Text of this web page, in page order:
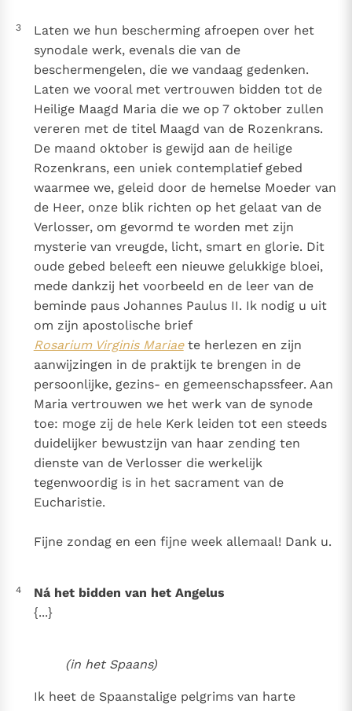
3
Laten we hun bescherming afroepen over het
synodale werk, evenals die van de
beschermengelen, die we vandaag gedenken.
Laten we vooral met vertrouwen bidden tot de
Heilige Maagd Maria die we op 7 oktober zullen
vereren met de titel Maagd van de Rozenkrans.
De maand oktober is gewijd aan de heilige
Rozenkrans, een uniek contemplatief gebed
waarmee we, geleid door de hemelse Moeder van
de Heer, onze blik richten op het gelaat van de
Verlosser, om gevormd te worden met zijn
mysterie van vreugde, licht, smart en glorie. Dit
oude gebed beleeft een nieuwe gelukkige bloei,
mede dankzij het voorbeeld en de leer van de
beminde paus Johannes Paulus II. Ik nodig u uit
om zijn apostolische brief
Rosarium Virginis Mariaete herlezen en zijn
aanwijzingen in de praktijk te brengen in de
persoonlijke, gezins- en gemeenschapssfeer. Aan
Maria vertrouwen we het werk van de synode
toe: moge zij de hele Kerk leiden tot een steeds
duidelijker bewustzijn van haar zending ten
dienste van de Verlosser die werkelijk
tegenwoordig is in het sacrament van de
Eucharistie.
Fijne zondag en een fijne week allemaal! Dank u.
4
Ná het bidden van het Angelus
{...}
(in het Spaans)
Ik heet de Spaanstalige pelgrims van harte